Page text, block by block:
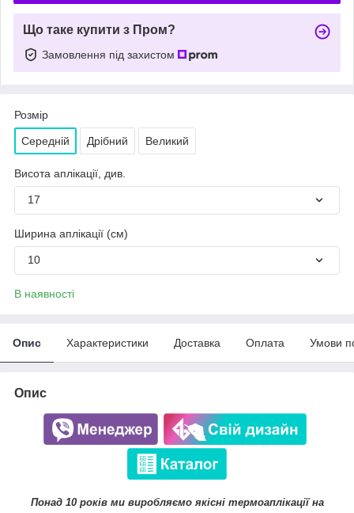
Що таке купити з Пром?
Замовлення під захистом
Розмір
Середній Дрібний Великий
Висота аплікації, див.
17
Ширина аплікації (см)
10
В наявності
Опис Характеристики Доставка Оплата Умови
Опис
Понад 10 років ми виробляємо якісні термоаплікації на